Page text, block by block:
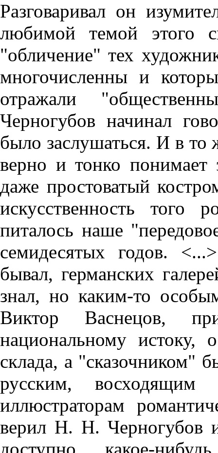
Разговаривал он
любимой темой этого
"обличение" тех
многочисленны и
отражали
Черногубов начинал
было заслушаться. И в то
верно и тонко
даже простоватый
искусственность того
питалось наше
семидесятых годов.
бывал, германских
знал, но каким-то
Виктор Васнецов,
национальному истоку,
склада, а "сказочником"
русским,
иллюстраторам
верил Н. Н. Черногубов